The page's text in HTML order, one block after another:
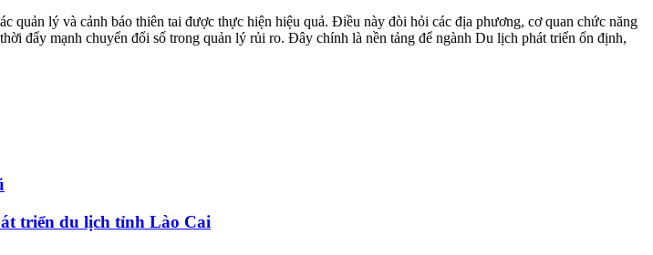
quản lý và cảnh báo thiên tai được thực hiện hiệu quả. Điều này đòi hỏi các địa phương, cơ quan chức năng
đẩy mạnh chuyển đổi số trong quản lý rủi ro. Đây chính là nền tảng để ngành Du lịch phát triển ổn định,
triển du lịch tỉnh Lào Cai